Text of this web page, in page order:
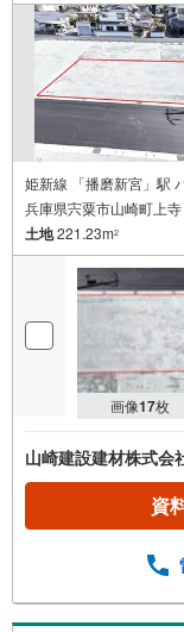
姫新線 「播磨新宮」駅
兵庫県宍粟市山崎町上寺
土地221.23m2
画像17枚
山崎建設建材株式会
資